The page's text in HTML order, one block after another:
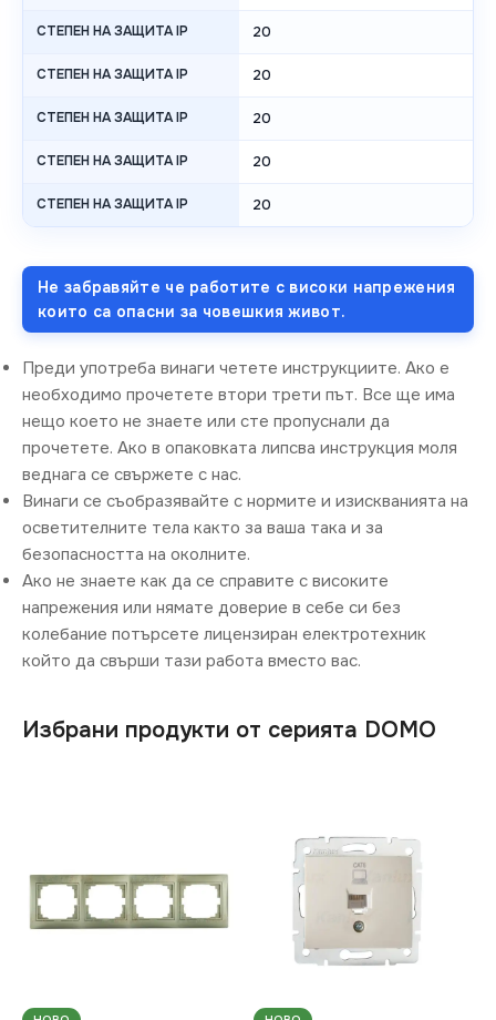
СТЕПЕН НА ЗАЩИТА IP 20
СТЕПЕН НА ЗАЩИТА IP 20
СТЕПЕН НА ЗАЩИТА IP 20
СТЕПЕН НА ЗАЩИТА IP 20
СТЕПЕН НА ЗАЩИТА IP 20
Не забравяйте че работите с високи напрежения
които са опасни за човешкия живот.
Преди употреба винаги четете инструкциите. Ако е
необходимо прочетете втори трети път. Все ще има
нещо което не знаете или сте пропуснали да
прочетете. Ако в опаковката липсва инструкция моля
веднага се свържете с нас.
Винаги се съобразявайте с нормите и изискванията на
осветителните тела както за ваша така и за
безопасността на околните.
Ако не знаете как да се справите с високите
напрежения или нямате доверие в себе си без
колебание потърсете лицензиран електротехник
който да свърши тази работа вместо вас.
Избрани продукти от серията DOMO